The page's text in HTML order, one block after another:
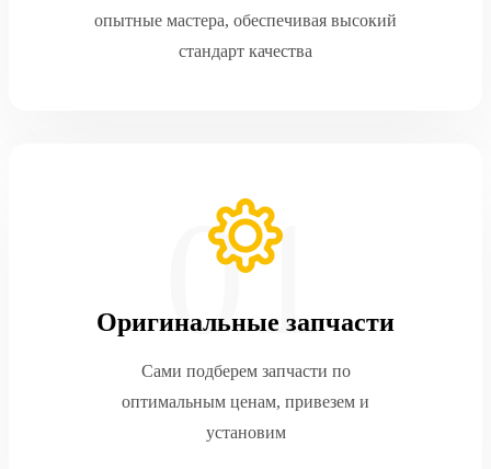
опытные мастера, обеспечивая высокий
стандарт качества
Оригинальные запчасти
Сами подберем запчасти по
оптимальным ценам, привезем и
установим